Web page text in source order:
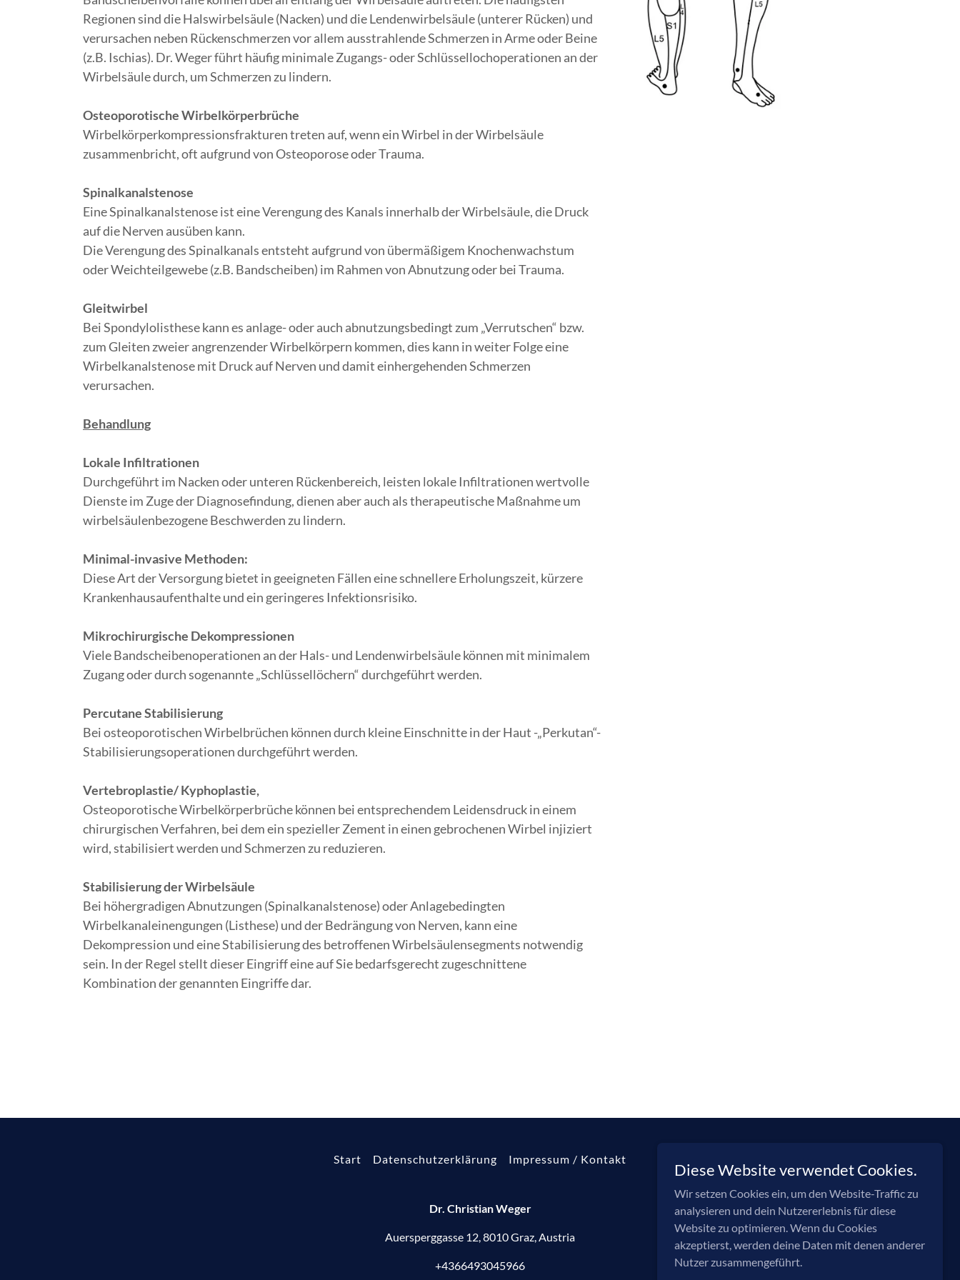
Regionen sind die Halswirbelsäule (Nacken) und die Lendenwirbelsäule (unterer Rücken) und
verursachen neben Rückenschmerzen vor allem ausstrahlende Schmerzen in Arme oder Beine
(z.B. Ischias). Dr. Weger führt häufig minimale Zugangs- oder Schlüssellochoperationen an der
Wirbelsäule durch, um Schmerzen zu lindern.
Osteoporotische Wirbelkörperbrüche
Wirbelkörperkompressionsfrakturen treten auf, wenn ein Wirbel in der Wirbelsäule
zusammenbricht, oft aufgrund von Osteoporose oder Trauma.
Spinalkanalstenose
Eine Spinalkanalstenose ist eine Verengung des Kanals innerhalb der Wirbelsäule, die Druck
auf die Nerven ausüben kann.
Die Verengung des Spinalkanals entsteht aufgrund von übermäßigem Knochenwachstum
oder Weichteilgewebe (z.B. Bandscheiben) im Rahmen von Abnutzung oder bei Trauma.
Gleitwirbel
Bei Spondylolisthese kann es anlage- oder auch abnutzungsbedingt zum „Verrutschen“ bzw.
zum Gleiten zweier angrenzender Wirbelkörpern kommen, dies kann in weiter Folge eine
Wirbelkanalstenose mit Druck auf Nerven und damit einhergehenden Schmerzen
verursachen.
Behandlung
Lokale Infiltrationen
Durchgeführt im Nacken oder unteren Rückenbereich, leisten lokale Infiltrationen wertvolle
Dienste im Zuge der Diagnosefindung, dienen aber auch als therapeutische Maßnahme um
wirbelsäulenbezogene Beschwerden zu lindern.
Minimal-invasive Methoden:
Diese Art der Versorgung bietet in geeigneten Fällen eine schnellere Erholungszeit, kürzere
Krankenhausaufenthalte und ein geringeres Infektionsrisiko.
Mikrochirurgische Dekompressionen
Viele Bandscheibenoperationen an der Hals- und Lendenwirbelsäule können mit minimalem
Zugang oder durch sogenannte „Schlüssellöchern“ durchgeführt werden.
Percutane Stabilisierung
Bei osteoporotischen Wirbelbrüchen können durch kleine Einschnitte in der Haut -„Perkutan“-
Stabilisierungsoperationen durchgeführt werden.
Vertebroplastie/ Kyphoplastie,
Osteoporotische Wirbelkörperbrüche können bei entsprechendem Leidensdruck in einem
chirurgischen Verfahren, bei dem ein spezieller Zement in einen gebrochenen Wirbel injiziert
wird, stabilisiert werden und Schmerzen zu reduzieren.
Stabilisierung der Wirbelsäule
Bei höhergradigen Abnutzungen (Spinalkanalstenose) oder Anlagebedingten
Wirbelkanaleinengungen (Listhese) und der Bedrängung von Nerven, kann eine
Dekompression und eine Stabilisierung des betroffenen Wirbelsäulensegments notwendig
sein. In der Regel stellt dieser Eingriff eine auf Sie bedarfsgerecht zugeschnittene
Kombination der genannten Eingriffe dar.
Start Datenschutzerklärung Impressum / Kontakt
Dr. Christian Weger
Auersperggasse 12, 8010 Graz, Austria
+4366493045966
Diese Website verwendet Cookies.
Wir setzen Cookies ein, um den Website-Traffic zu
analysieren und dein Nutzererlebnis für diese
Website zu optimieren. Wenn du Cookies
akzeptierst, werden deine Daten mit denen anderer
Nutzer zusammengeführt.